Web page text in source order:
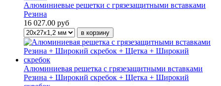
Алюминиевые решетки с грязезащитными вставками
Резина
16 027.00 руб
Алюминиевая решетка с грязезащитными вставками
Резина + Широкий скребок + Щетка + Широкий